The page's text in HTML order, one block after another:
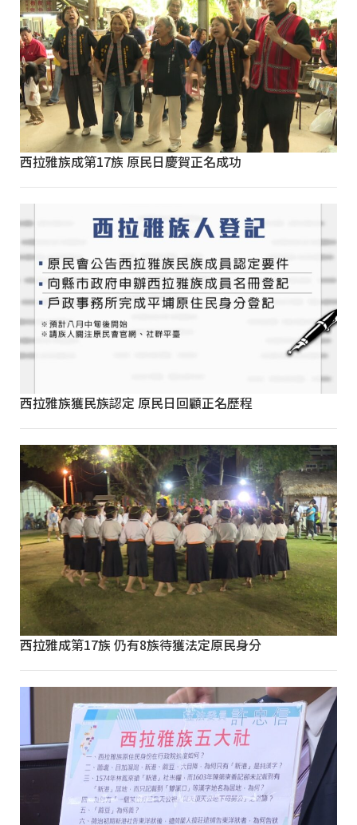
西拉雅族成第17族 原民日慶賀正名成功
西拉雅族獲民族認定 原民日回顧正名歷程
西拉雅成第17族 仍有8族待獲法定原民身分